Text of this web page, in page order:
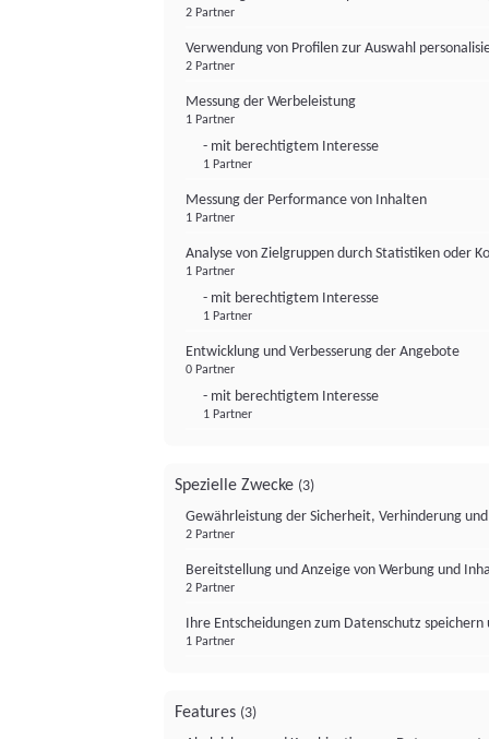
2 Partner
Verwendung von Profilen zur Auswahl
2 Partner
Messung der Werbeleistung
1 Partner
- mit berechtigtem Interesse
1 Partner
Messung der Performance von Inhalten
1 Partner
Analyse von Zielgruppen durch Statistiken oder
1 Partner
- mit berechtigtem Interesse
1 Partner
Entwicklung und Verbesserung der Angebote
0 Partner
- mit berechtigtem Interesse
1 Partner
Spezielle Zwecke (3)
Gewährleistung der Sicherheit, Verhinderung
2 Partner
Bereitstellung und Anzeige von Werbung und
2 Partner
Ihre Entscheidungen zum Datenschutz
1 Partner
Features (3)